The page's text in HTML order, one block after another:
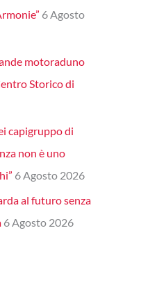
6 Agosto
motoraduno
Storico di
capigruppo di
non è uno
6 Agosto 2026
al futuro senza
6 Agosto 2026